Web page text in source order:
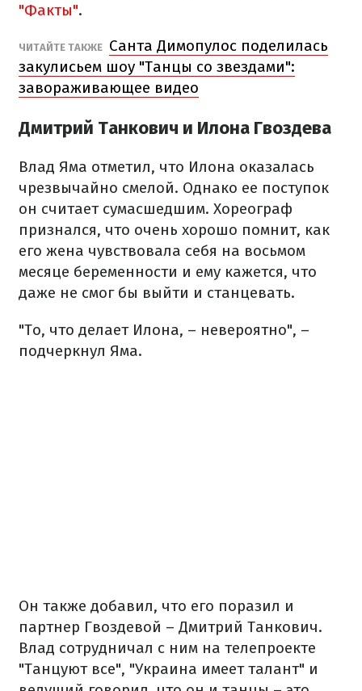
"Факты".
ЧИТАЙТЕ ТАКЖЕ Санта Димопулос поделилась
закулисьем шоу "Танцы со звездами":
завораживающее видео
Дмитрий Танкович и Илона Гвоздева
Влад Яма отметил, что Илона оказалась
чрезвычайно смелой. Однако ее поступок
он считает сумасшедшим. Хореограф
признался, что очень хорошо помнит, как
его жена чувствовала себя на восьмом
месяце беременности и ему кажется, что
даже не смог бы выйти и станцевать.
"То, что делает Илона, – невероятно", –
подчеркнул Яма.
Он также добавил, что его поразил и
партнер Гвоздевой – Дмитрий Танкович.
Влад сотрудничал с ним на телепроекте
"Танцуют все", "Украина имеет талант" и